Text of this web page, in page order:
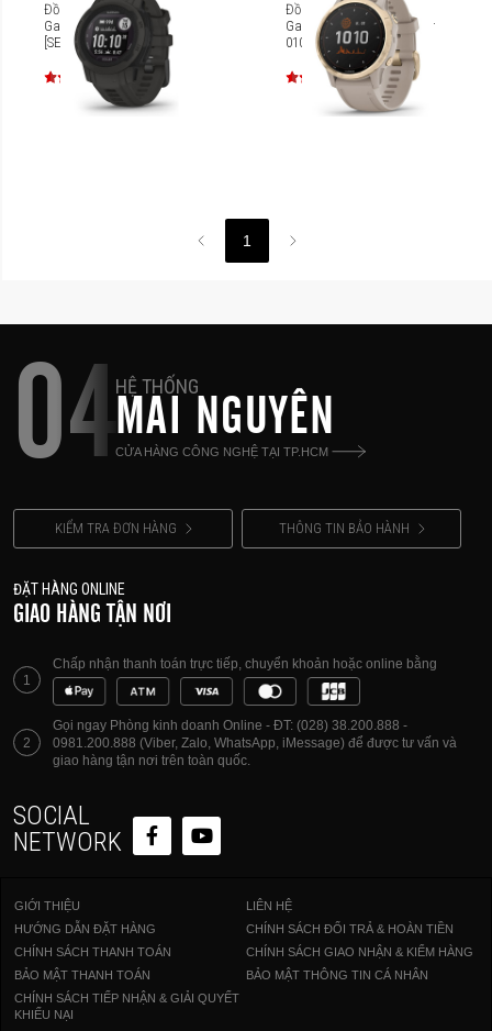
Đồng hồ thông minh
Garmin Instinct 2S Solar
[SEA_010-02564]
Đồng hồ thông minh
Garmin Fenix 6S Pro Solar
010-02409
1
04HỆ THỐNG
MAI NGUYÊN
CỬA HÀNG CÔNG NGHỆ TẠI TP.HCM
KIỂM TRA ĐƠN HÀNG THÔNG TIN BẢO HÀNH
ĐẶT HÀNG ONLINE
GIAO HÀNG TẬN NƠI
1
Chấp nhận thanh toán trực tiếp, chuyển khoản hoặc online bằng
2
Gọi ngay Phòng kinh doanh Online - ĐT: (028) 38.200.888 -
0981.200.888 (Viber, Zalo, WhatsApp, iMessage) để được tư vấn và
giao hàng tận nơi trên toàn quốc.
SOCIAL
NETWORK
GIỚI THIỆU
LIÊN HỆ
HƯỚNG DẪN ĐẶT HÀNG
CHÍNH SÁCH ĐỔI TRẢ & HOÀN TIỀN
CHÍNH SÁCH THANH TOÁN
CHÍNH SÁCH GIAO NHẬN & KIỂM HÀNG
BẢO MẬT THANH TOÁN
BẢO MẬT THÔNG TIN CÁ NHÂN
CHÍNH SÁCH TIẾP NHẬN & GIẢI QUYẾT
KHIẾU NẠI